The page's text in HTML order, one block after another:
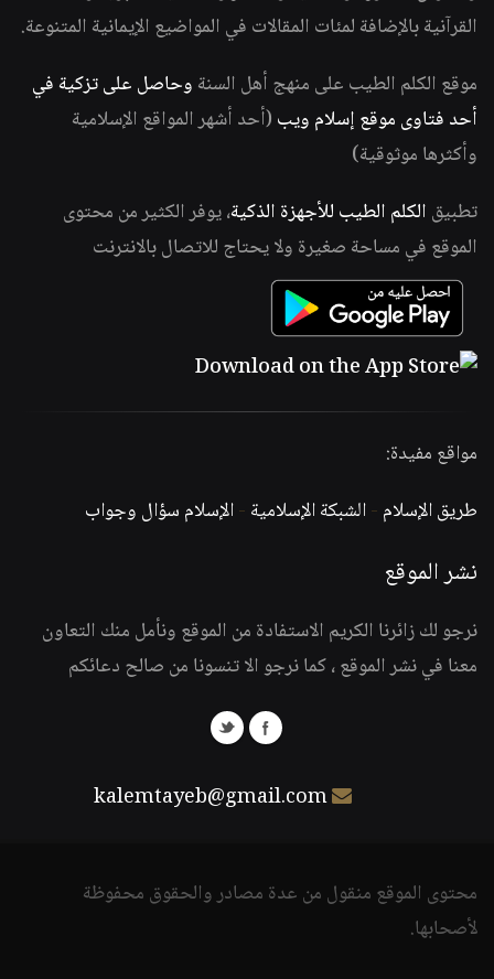
القرآنية بالإضافة لمئات المقالات في المواضيع الإيمانية المتنوعة.
موقع الكلم الطيب على منهج أهل السنة وحاصل على تزكية في
أحد فتاوى موقع إسلام ويب (أحد أشهر المواقع الإسلامية
وأكثرها موثوقية)
تطبيق الكلم الطيب للأجهزة الذكية، يوفر الكثير من محتوى
الموقع في مساحة صغيرة ولا يحتاج للاتصال بالانترنت
مواقع مفيدة:
طريق الإسلام -الشبكة الإسلامية -الإسلام سؤال وجواب
نشر الموقع
نرجو لك زائرنا الكريم الاستفادة من الموقع ونأمل منك التعاون
معنا في نشر الموقع ، كما نرجو الا تنسونا من صالح دعائكم
kalemtayeb@gmail.com
محتوى الموقع منقول من عدة مصادر والحقوق محفوظة
لأصحابها.